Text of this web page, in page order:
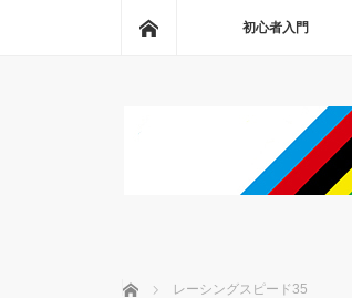
初心者入門
ホーム レーシングスピード35